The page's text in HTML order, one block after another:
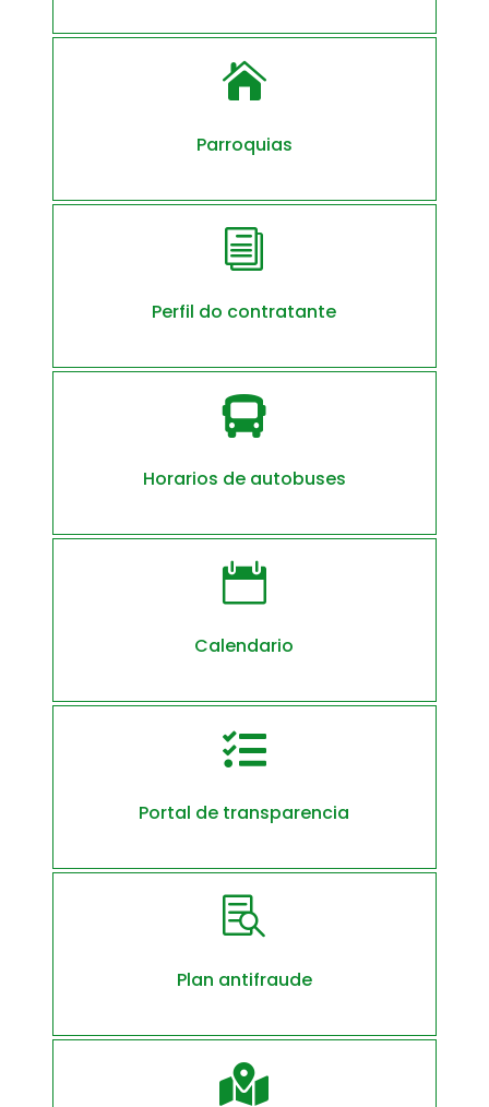

Parroquias
i
Perfil do contratante

Horarios de autobuses

Calendario

Portal de transparencia

Plan antifraude
